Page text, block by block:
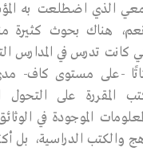
الذي اضطلعت به
نعم، هناك بحوث كثيرة
كانت تدرس في المدارس
-على مستوى كاف- مدى
المقررة على التحول
الموجودة في
والكتب الدراسية، بل